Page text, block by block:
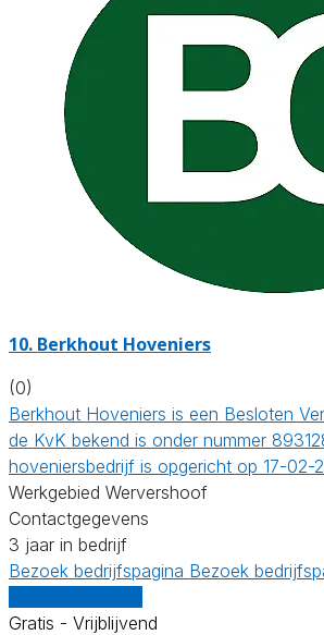
10. Berkhout Hoveniers
(0)
Berkhout Hoveniers is een Besloten
de KvK bekend is onder nummer
hoveniersbedrijf is opgericht op 17-02-
Werkgebied Wervershoof
Contactgegevens
3 jaar in bedrijf
Bezoek bedrijfspagina Bezoek
Gratis - Vrijblijvend